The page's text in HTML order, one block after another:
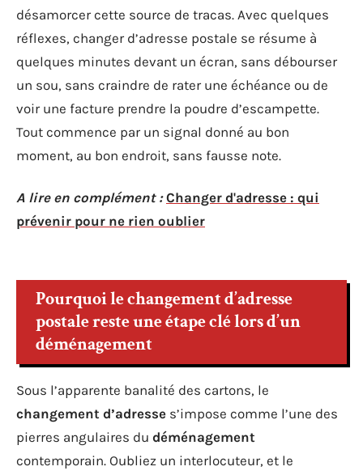
désamorcer cette source de tracas. Avec quelques
réflexes, changer d’adresse postale se résume à
quelques minutes devant un écran, sans débourser
un sou, sans craindre de rater une échéance ou de
voir une facture prendre la poudre d’escampette.
Tout commence par un signal donné au bon
moment, au bon endroit, sans fausse note.
A lire en complément : Changer d'adresse : qui
prévenir pour ne rien oublier
Pourquoi le changement d’adresse
postale reste une étape clé lors d’un
déménagement
Sous l’apparente banalité des cartons, le
changement d’adresse s’impose comme l’une des
pierres angulaires du déménagement
contemporain. Oubliez un interlocuteur, et le